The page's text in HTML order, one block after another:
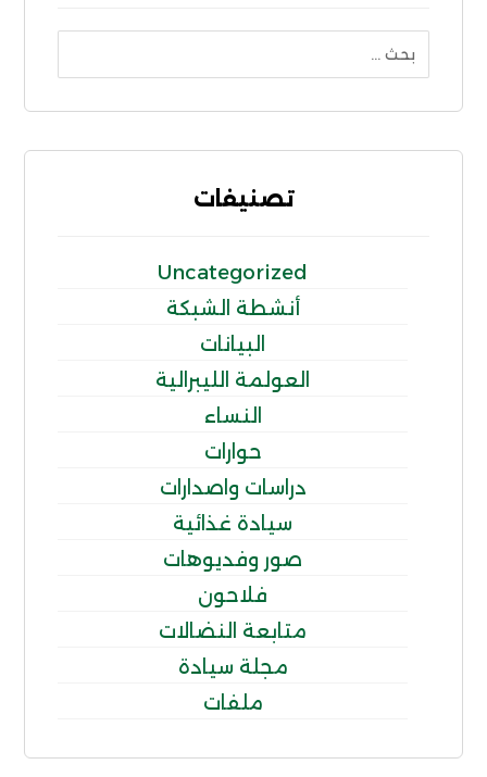
تصنيفات
Uncategorized
أنشطة الشبكة
البيانات
العولمة الليبرالية
النساء
حوارات
دراسات واصدارات
سيادة غذائية
صور وفديوهات
فلاحون
متابعة النضالات
مجلة سيادة
ملفات